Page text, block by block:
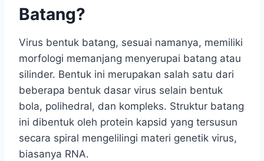
Batang?
Virus bentuk batang, sesuai namanya, memiliki
morfologi memanjang menyerupai batang atau
silinder. Bentuk ini merupakan salah satu dari
beberapa bentuk dasar virus selain bentuk
bola, polihedral, dan kompleks. Struktur batang
ini dibentuk oleh protein kapsid yang tersusun
secara spiral mengelilingi materi genetik virus,
biasanya RNA.